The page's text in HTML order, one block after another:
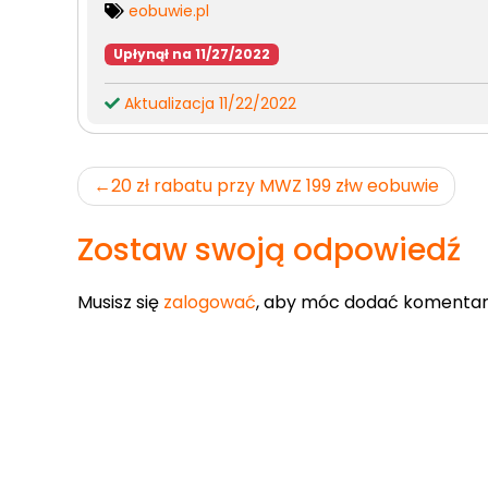
eobuwie.pl
Upłynął na 11/27/2022
Aktualizacja 11/22/2022
Nawigacja
wpisu
20 zł rabatu przy MWZ 199 złw eobuwie
Zostaw swoją odpowiedź
Musisz się zalogować, aby móc dodać